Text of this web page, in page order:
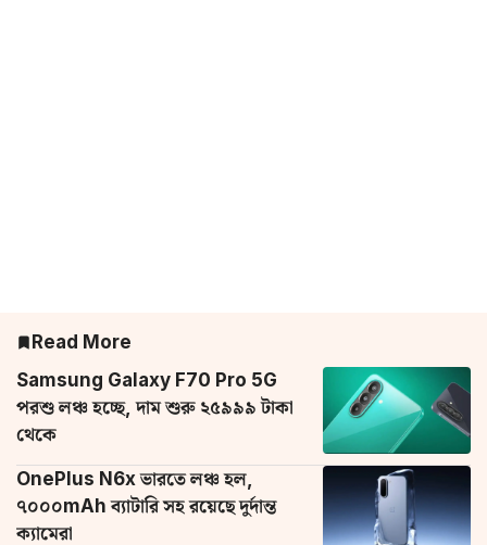
Read More
Samsung Galaxy F70 Pro 5G
পরশু লঞ্চ হচ্ছে, দাম শুরু ২৫৯৯৯ টাকা
থেকে
OnePlus N6x ভারতে লঞ্চ হল,
৭০০০mAh ব্যাটারি সহ রয়েছে দুর্দান্ত
ক্যামেরা